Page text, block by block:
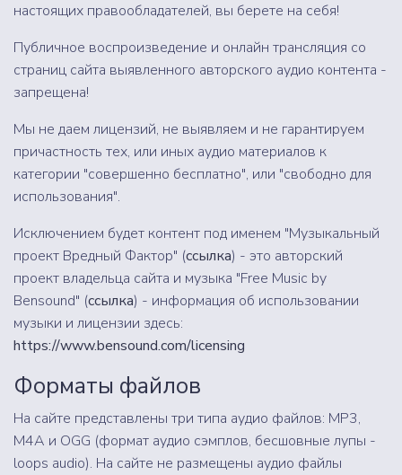
настоящих правообладателей, вы берете на себя!
Публичное воспроизведение и онлайн трансляция со
страниц сайта выявленного авторского аудио контента -
запрещена!
Мы не даем лицензий, не выявляем и не гарантируем
причастность тех, или иных аудио материалов к
категории "совершенно бесплатно", или "свободно для
использования".
Исключением будет контент под именем "Музыкальный
проект Вредный Фактор" (ссылка) - это авторский
проект владельца сайта и музыка "Free Music by
Bensound" (ссылка) - информация об использовании
музыки и лицензии здесь:
https://www.bensound.com/licensing
Форматы файлов
На сайте представлены три типа аудио файлов: MP3,
M4A и OGG (формат аудио сэмплов, бесшовные лупы -
loops audio). На сайте не размещены аудио файлы